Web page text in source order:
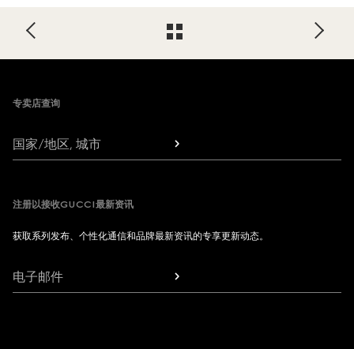
Footer
专卖店查询
国家/地区, 城市
注册以接收GUCCI最新资讯
获取系列发布、个性化通信和品牌最新资讯的专享更新动态。
电子邮件